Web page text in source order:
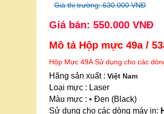
Giá thị trường: 630.000 VNĐ
Giá bán: 550.000 VNĐ
Mô tả Hộp mực 49a /
Hộp Mực 49A Sử dụng cho các
Hãng sản xuất : Việt Nam
Loại mực : Laser
Màu mực : • Đen (Black)
Sử dụng cho các dòng máy in: